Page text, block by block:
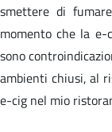
smettere di
momento che la e-
sono
ambienti chiusi, al
e-cig nel mio